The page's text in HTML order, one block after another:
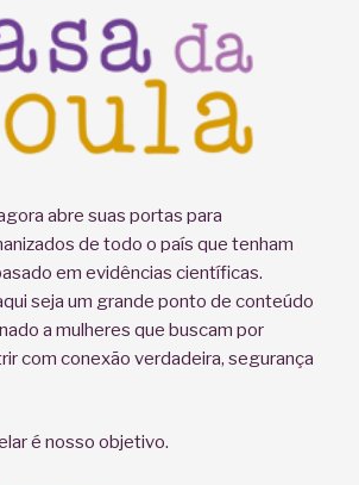
abre suas portas para
de todo o país que tenham
em evidências científicas.
seja um grande ponto de conteúdo
a mulheres que buscam por
com conexão verdadeira, segurança
é nosso objetivo.